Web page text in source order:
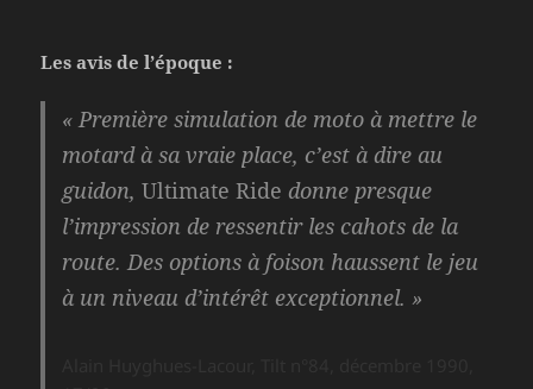
Les avis de l’époque :
« Première simulation de moto à mettre le
motard à sa vraie place, c’est à dire au
guidon,Ultimate Ride donne presque
l’impression de ressentir les cahots de la
route. Des options à foison haussent le jeu
à un niveau d’intérêt exceptionnel. »